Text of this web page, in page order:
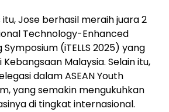
Jose berhasil meraih juara 2
Technology-Enhanced
(iTELLS 2025) yang
Malaysia. Selain itu,
dalam ASEAN Youth
yang semakin mengukuhkan
di tingkat internasional.